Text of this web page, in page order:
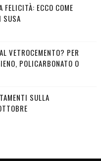
FELICITÀ: ECCO COME
SUSA
VETROCEMENTO? PER
POLICARBONATO O
SULLA